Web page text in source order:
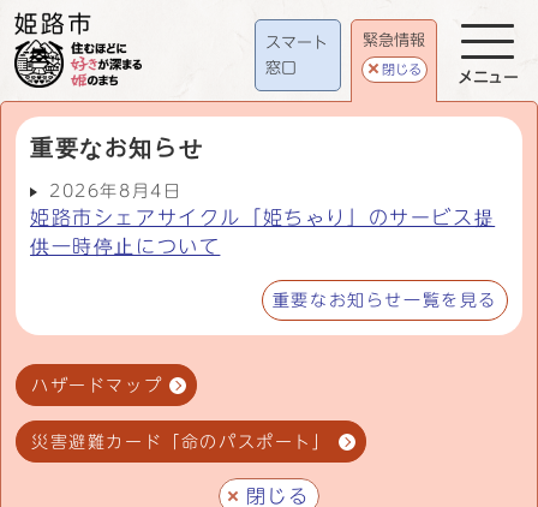
スマート
窓口
緊急情報
閉じる
重要なお知らせ
2026年8月4日
姫路市シェアサイクル「姫ちゃり」のサービス提
供一時停止について
重要なお知らせ一覧を見る
ハザードマップ
災害避難カード「命のパスポート」
閉じる
メニュー